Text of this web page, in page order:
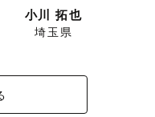
小川 拓也
埼玉県